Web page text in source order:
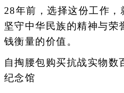
28年前，选择这份工作，
坚守中华民族的精神与荣
钱衡量的价值。
自掏腰包购买抗战实物数
纪念馆